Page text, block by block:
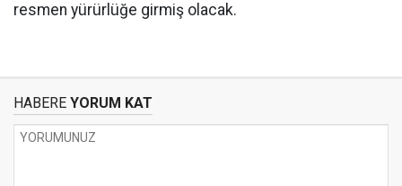
resmen yürürlüğe girmiş olacak.
HABERE YORUM KAT